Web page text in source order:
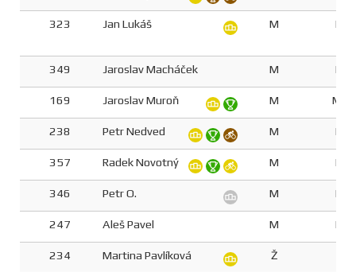
323 Jan Lukáš M
349 Jaroslav Macháček M
169 Jaroslav Muroň M
238 Petr Nedved M
357 Radek Novotný M
346 Petr O. M
247 Aleš Pavel M
234 Martina Pavlíková Ž